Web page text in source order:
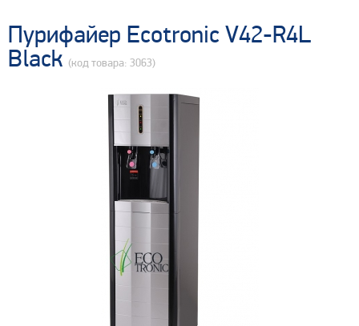
Пурифайер Ecotronic V42-R4L
Black (код товара: 3063)